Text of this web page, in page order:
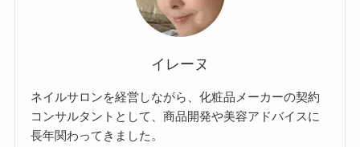
イレーヌ
ネイルサロンを経営しながら、化粧品メーカーの契約
コンサルタントとして、商品開発や美容アドバイスに
長年関わってきました。